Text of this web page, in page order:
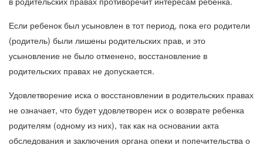
Если ребенок был усыновлен в тот период, пока его родители
(родитель) были лишены родительских прав, и это
усыновление не было отменено, восстановление в
родительских правах не допускается.
Удовлетворение иска о восстановлении в родительских правах
не означает, что будет удовлетворен иск о возврате ребенка
родителям (одному из них), так как на основании акта
обследования и заключения органа опеки и попечительства о